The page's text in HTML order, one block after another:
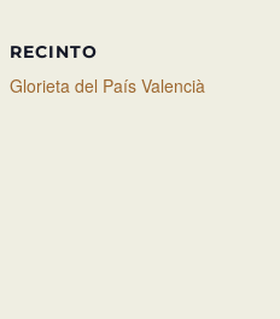
RECINTO
Glorieta del País Valencià